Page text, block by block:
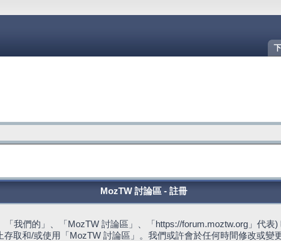
MozTW 討論區 - 註冊
我們的」、「MozTW 討論區」、「https://forum.moztw.org」代表
取和/或使用「MozTW 討論區」。我們或許會於任何時間修改或變